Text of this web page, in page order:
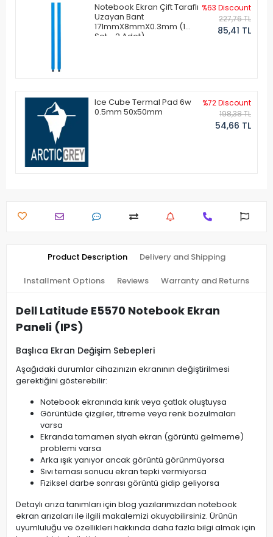
Notebook Ekran Çift Taraflı
Uzayan Bant
171mmX8mmX0.3mm (1
Set - 2 Adet)
%63 Discount
227,76 TL
85,41 TL
Ice Cube Termal Pad 6w
0.5mm 50x50mm
%72 Discount
198,38 TL
54,66 TL
Product Description Delivery and Shipping
Installment Options Reviews Warranty and Returns
Dell Latitude E5570 Notebook Ekran
Paneli (IPS)
Başlıca Ekran Değişim Sebepleri
Aşağıdaki durumlar cihazınızın ekranının değiştirilmesi
gerektiğini gösterebilir:
Notebook ekranında kırık veya çatlak oluştuysa
Görüntüde çizgiler, titreme veya renk bozulmaları
varsa
Ekranda tamamen siyah ekran (görüntü gelmeme)
problemi varsa
Arka ışık yanıyor ancak görüntü görünmüyorsa
Sıvı teması sonucu ekran tepki vermiyorsa
Fiziksel darbe sonrası görüntü gidip geliyorsa
Detaylı arıza tanımları için blog yazılarımızdan notebook
ekran arızaları ile ilgili makalemizi okuyabilirsiniz. Ürünün
uyumluluğu ve özellikleri hakkında daha fazla bilgi almak için